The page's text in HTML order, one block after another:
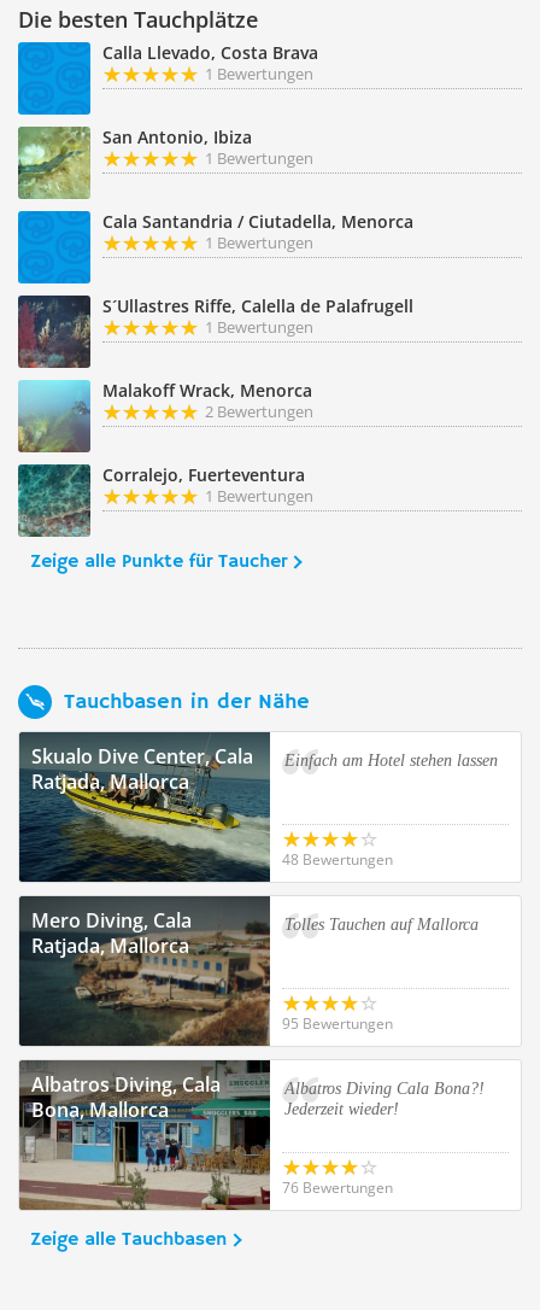
Die besten Tauchplätze
Calla Llevado, Costa Brava
1 Bewertungen
San Antonio, Ibiza
1 Bewertungen
Cala Santandria / Ciutadella, Menorca
1 Bewertungen
S´Ullastres Riffe, Calella de Palafrugell
1 Bewertungen
Malakoff Wrack, Menorca
2 Bewertungen
Corralejo, Fuerteventura
1 Bewertungen
Zeige alle Punkte für Taucher
Tauchbasen in der Nähe
Skualo Dive Center, Cala
Ratjada, Mallorca
Einfach am Hotel stehen lassen
48 Bewertungen
Mero Diving, Cala
Ratjada, Mallorca
Tolles Tauchen auf Mallorca
95 Bewertungen
Albatros Diving, Cala
Bona, Mallorca
Albatros Diving Cala Bona?!
Jederzeit wieder!
76 Bewertungen
Zeige alle Tauchbasen